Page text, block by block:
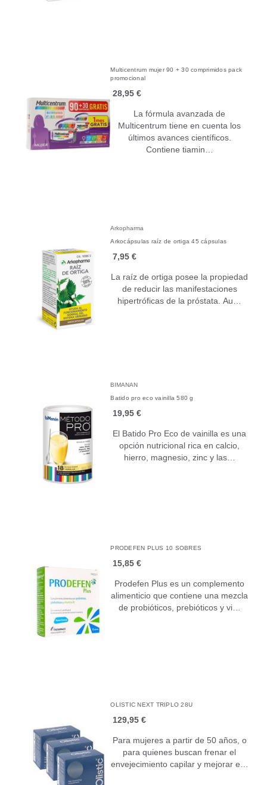
Multicentrum mujer 90 + 30 comprimidos pack
promocional
28,95 €
La fórmula avanzada de
Multicentrum tiene en cuenta los
últimos avances científicos.
Contiene tiamin…
Arkopharma
Arkocápsulas raíz de ortiga 45 cápsulas
7,95 €
La raíz de ortiga posee la propiedad
de reducir las manifestaciones
hipertróficas de la próstata. Au…
BIMANAN
Batido pro eco vainilla 580 g
19,95 €
El Batido Pro Eco de vainilla es una
opción nutricional rica en calcio,
hierro, magnesio, zinc y las…
PRODEFEN PLUS 10 SOBRES
15,85 €
Prodefen Plus es un complemento
alimenticio que contiene una mezcla
de probióticos, prebióticos y vi…
OLISTIC NEXT TRIPLO 28U
129,95 €
Para mujeres a partir de 50 años, o
para quienes buscan frenar el
envejecimiento capilar y mejorar e…